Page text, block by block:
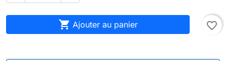
 Ajouter au panier favorite_border